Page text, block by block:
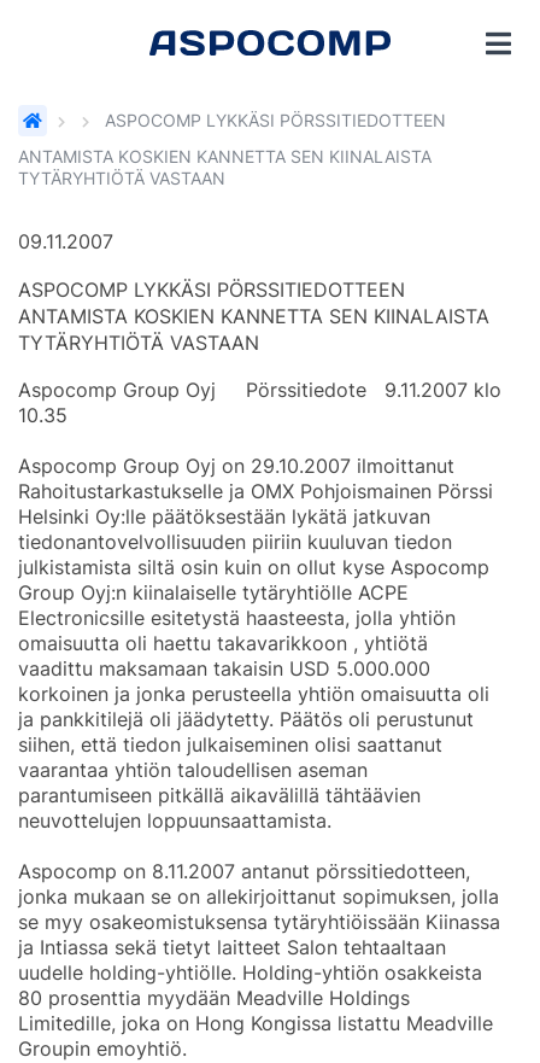
ASPOCOMP LYKKÄSI PÖRSSITIEDOTTEEN
ANTAMISTA KOSKIEN KANNETTA SEN KIINALAISTA
TYTÄRYHTIÖTÄ VASTAAN
09.11.2007
ASPOCOMP LYKKÄSI PÖRSSITIEDOTTEEN
ANTAMISTA KOSKIEN KANNETTA SEN KIINALAISTA
TYTÄRYHTIÖTÄ VASTAAN
Aspocomp Group Oyj Pörssitiedote 9.11.2007 klo
10.35
Aspocomp Group Oyj on 29.10.2007 ilmoittanut
Rahoitustarkastukselle ja OMX Pohjoismainen Pörssi
Helsinki Oy:lle päätöksestään lykätä jatkuvan
tiedonantovelvollisuuden piiriin kuuluvan tiedon
julkistamista siltä osin kuin on ollut kyse Aspocomp
Group Oyj:n kiinalaiselle tytäryhtiölle ACPE
Electronicsille esitetystä haasteesta, jolla yhtiön
omaisuutta oli haettu takavarikkoon , yhtiötä
vaadittu maksamaan takaisin USD 5.000.000
korkoinen ja jonka perusteella yhtiön omaisuutta oli
ja pankkitilejä oli jäädytetty. Päätös oli perustunut
siihen, että tiedon julkaiseminen olisi saattanut
vaarantaa yhtiön taloudellisen aseman
parantumiseen pitkällä aikavälillä tähtäävien
neuvottelujen loppuunsaattamista.
Aspocomp on 8.11.2007 antanut pörssitiedotteen,
jonka mukaan se on allekirjoittanut sopimuksen, jolla
se myy osakeomistuksensa tytäryhtiöissään Kiinassa
ja Intiassa sekä tietyt laitteet Salon tehtaaltaan
uudelle holding-yhtiölle. Holding-yhtiön osakkeista
80 prosenttia myydään Meadville Holdings
Limitedille, joka on Hong Kongissa listattu Meadville
Groupin emoyhtiö.